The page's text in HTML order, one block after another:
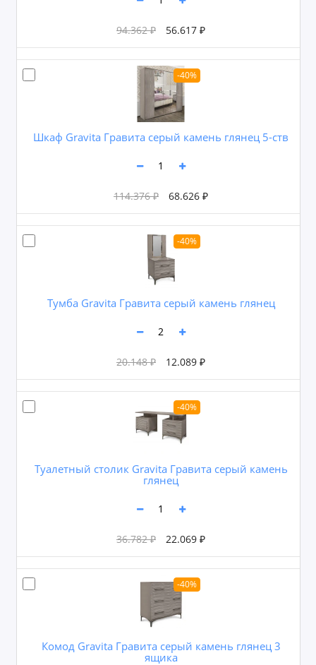
94.362 ₽ 56.617 ₽
-40%
Шкаф Gravita Гравита серый камень глянец 5-ств
114.376 ₽ 68.626 ₽
-40%
Тумба Gravita Гравита серый камень глянец
20.148 ₽ 12.089 ₽
-40%
Туалетный столик Gravita Гравита серый камень
глянец
36.782 ₽ 22.069 ₽
-40%
Комод Gravita Гравита серый камень глянец 3
ящика